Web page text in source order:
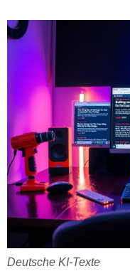
Deutsche KI-Texte